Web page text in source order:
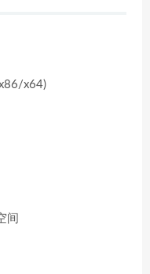
x64)
间